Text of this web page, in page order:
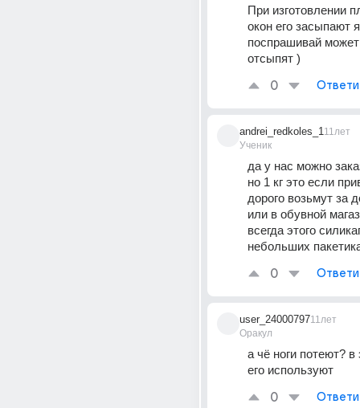
При изготовлении
окон его засыпают
поспрашивай
отсыпят )
0
andrei_redkoles_1
Ученик
11лет
да у нас можно
но 1 кг это если
дорого возьмут за
или в обувной
всегда этого
небольших
0
user_24000797
Оракул
11лет
а чё ноги потеют? в
его используют
0